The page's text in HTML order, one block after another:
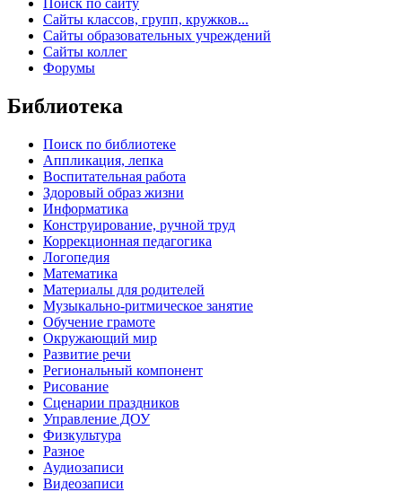
Сайты классов, групп, кружков...
Сайты образовательных учреждений
Сайты коллег
Форумы
Библиотека
Поиск по библиотеке
Аппликация, лепка
Воспитательная работа
Здоровый образ жизни
Информатика
Конструирование, ручной труд
Коррекционная педагогика
Логопедия
Математика
Материалы для родителей
Музыкально-ритмическое занятие
Обучение грамоте
Окружающий мир
Развитие речи
Региональный компонент
Рисование
Сценарии праздников
Управление ДОУ
Физкультура
Разное
Аудиозаписи
Видеозаписи